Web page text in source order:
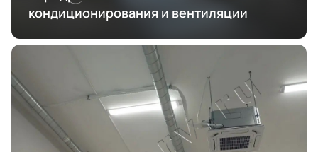
кондиционирования и вентиляции